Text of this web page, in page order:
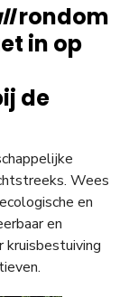
rondom
in op
de
Wees
en
en